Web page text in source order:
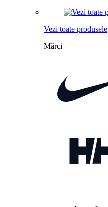
Vezi toate produsele
Mărci